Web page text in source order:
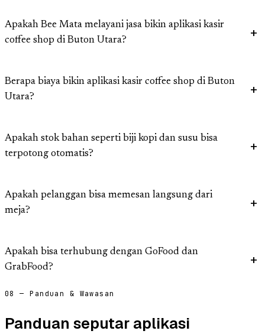
Apakah Bee Mata melayani jasa bikin aplikasi kasir
coffee shop di Buton Utara?
Berapa biaya bikin aplikasi kasir coffee shop di Buton
Utara?
Apakah stok bahan seperti biji kopi dan susu bisa
terpotong otomatis?
Apakah pelanggan bisa memesan langsung dari
meja?
Apakah bisa terhubung dengan GoFood dan
GrabFood?
08 — Panduan & Wawasan
Panduan seputar aplikasi